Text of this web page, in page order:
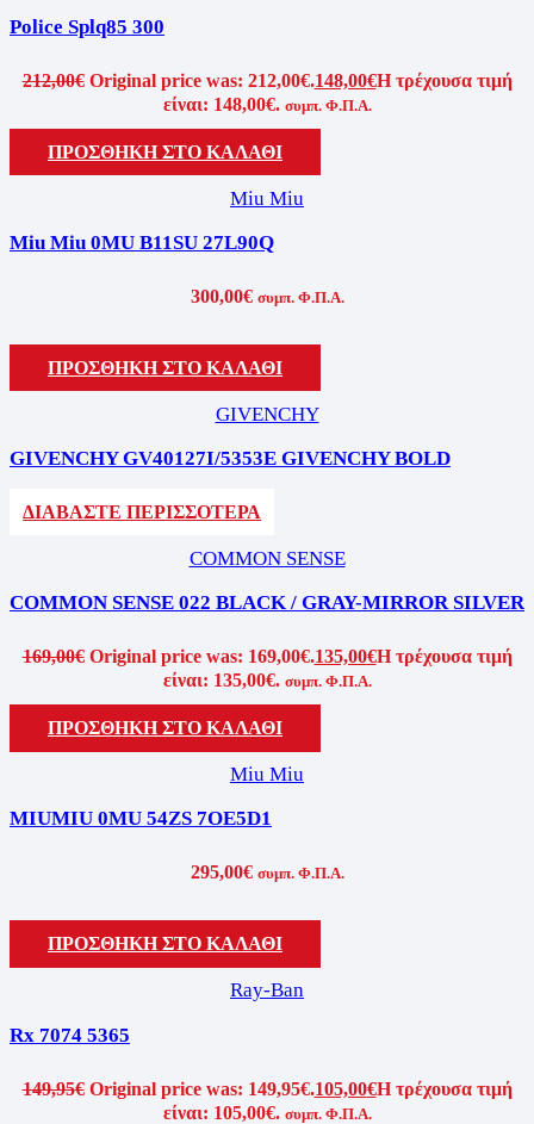
Police Splq85 300
212,00€ Original price was: 212,00€.148,00€Η τρέχουσα τιμή
είναι: 148,00€. συμπ. Φ.Π.Α.
ΠΡΟΣΘΗΚΗ ΣΤΟ ΚΑΛΑΘΙ
Miu Miu
Miu Miu 0MU B11SU 27L90Q
300,00€ συμπ. Φ.Π.Α.
ΠΡΟΣΘΗΚΗ ΣΤΟ ΚΑΛΑΘΙ
GIVENCHY
GIVENCHY GV40127I/5353E GIVENCHY BOLD
ΔΙΑΒΑΣΤΕ ΠΕΡΙΣΣΟΤΕΡΑ
COMMON SENSE
COMMON SENSE 022 BLACK / GRAY-MIRROR SILVER
169,00€ Original price was: 169,00€.135,00€Η τρέχουσα τιμή
είναι: 135,00€. συμπ. Φ.Π.Α.
ΠΡΟΣΘΗΚΗ ΣΤΟ ΚΑΛΑΘΙ
Miu Miu
MIUMIU 0MU 54ZS 7OE5D1
295,00€ συμπ. Φ.Π.Α.
ΠΡΟΣΘΗΚΗ ΣΤΟ ΚΑΛΑΘΙ
Ray-Ban
Rx 7074 5365
149,95€ Original price was: 149,95€.105,00€Η τρέχουσα τιμή
είναι: 105,00€. συμπ. Φ.Π.Α.